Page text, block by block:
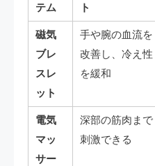
テム
ト
磁気
ブレ
スレ
ット
手や腕の血流を
改善し、冷え性
を緩和
電気
マッ
サー
深部の筋肉まで
刺激できる